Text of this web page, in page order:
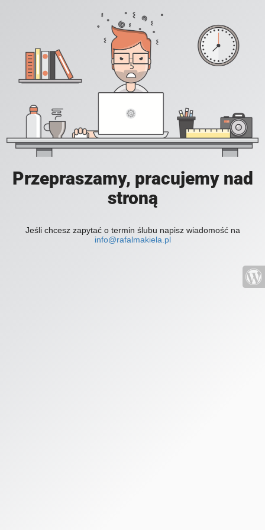
Przepraszamy, pracujemy nad
stroną
Jeśli chcesz zapytać o termin ślubu napisz wiadomość na
info@rafalmakiela.pl